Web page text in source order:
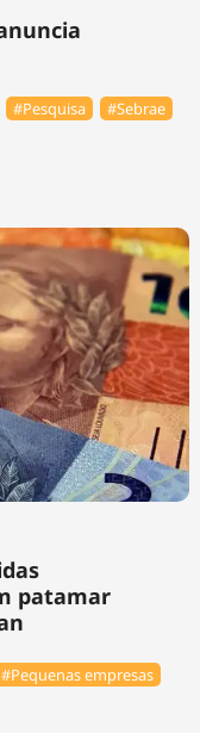
#Pesquisa
#Sebrae
patamar
#Pequenas empresas